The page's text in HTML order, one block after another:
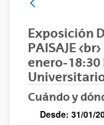
Exposición
PAISAJE
enero-18:30
Cuándo y
Desde: 31/01/